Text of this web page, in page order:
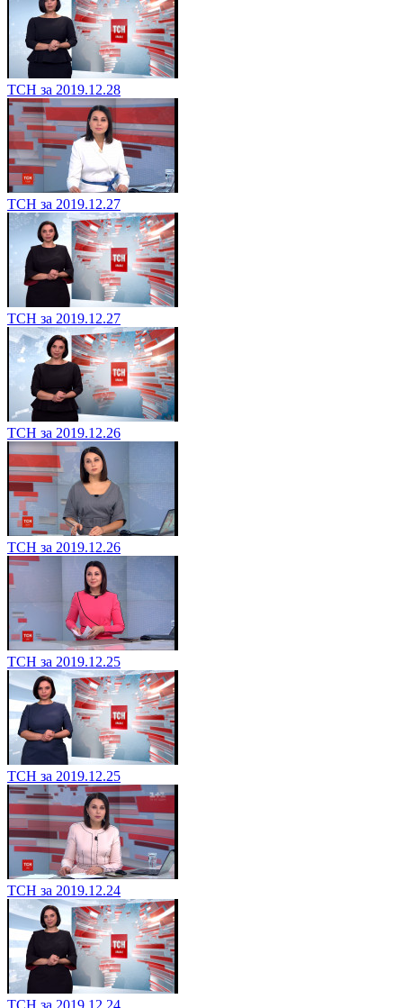
ТСН за 2019.12.28
ТСН за 2019.12.27
ТСН за 2019.12.27
ТСН за 2019.12.26
ТСН за 2019.12.26
ТСН за 2019.12.25
ТСН за 2019.12.25
ТСН за 2019.12.24
ТСН за 2019.12.24